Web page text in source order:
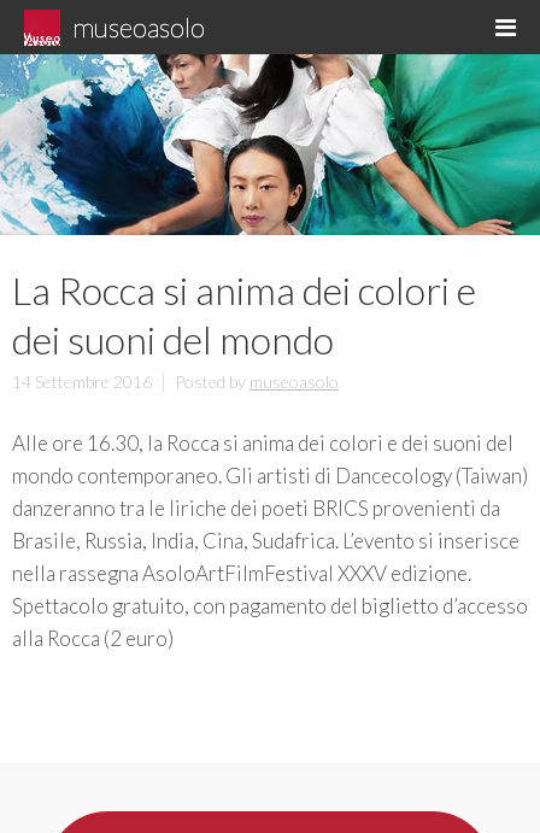
Skip
to
content
museoasolo
Asolo museo diffuso
La Rocca si anima dei colori e
dei suoni del mondo
14 Settembre 2016 Posted by museoasolo
Alle ore 16.30, la Rocca si anima dei colori e dei suoni del
mondo contemporaneo. Gli artisti di Dancecology (Taiwan)
danzeranno tra le liriche dei poeti BRICS provenienti da
Brasile, Russia, India, Cina, Sudafrica. L’evento si inserisce
nella rassegna AsoloArtFilmFestival XXXV edizione.
Spettacolo gratuito, con pagamento del biglietto d’accesso
alla Rocca (2 euro)